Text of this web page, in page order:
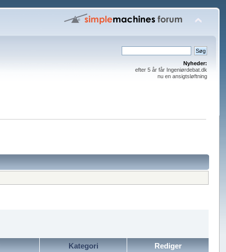
Nyheder:
efter 5 år får Ingeniørdebat.dk
nu en ansigtsløftning
Kategori Rediger